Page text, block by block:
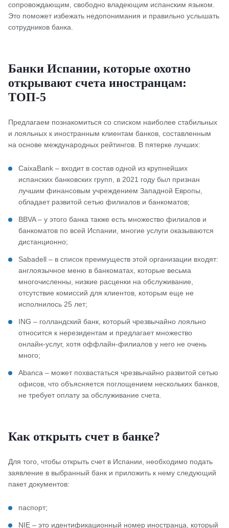
сопровождающим, свободно владеющим испанским языком.
Это поможет избежать недопонимания и правильно услышать
сотрудников банка.
Банки Испании, которые охотно
открывают счета иностранцам:
ТОП-5
Предлагаем познакомиться со списком наиболее стабильных
и лояльных к иностранным клиентам банков, составленным
на основе международных рейтингов. В пятерке лучших:
CaixaBank – входит в состав одной из крупнейших
испанских банковских групп, в 2021 году был признан
лучшим финансовым учреждением Западной Европы,
обладает развитой сетью филиалов и банкоматов;
BBVA – у этого банка также есть множество филиалов и
банкоматов по всей Испании, многие услуги оказываются
дистанционно;
Sabadell – в список преимуществ этой организации входят:
англоязычное меню в банкоматах, которые весьма
многочисленны, низкие расценки на обслуживание,
отсутствие комиссий для клиентов, которым еще не
исполнилось 25 лет;
ING – голландский банк, который чрезвычайно лояльно
относится к нерезидентам и предлагает множество
онлайн-услуг, хотя оффлайн-филиалов у него не очень
много;
Abanca – может похвастаться чрезвычайно развитой сетью
офисов, что объясняется поглощением нескольких банков,
не требует оплату за обслуживание счета.
Как открыть счет в банке?
Для того, чтобы открыть счет в Испании, необходимо подать
заявление в выбранный банк и приложить к нему следующий
пакет документов:
паспорт;
NIE – это идентификационный номер иностранца, который